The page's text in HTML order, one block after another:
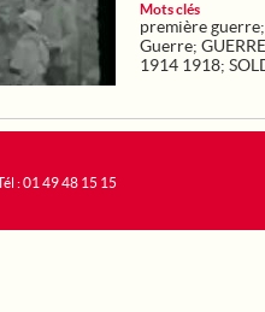
Mots clés
première guerre;
Guerre;
1914 1918;
: 01 49 48 15 15